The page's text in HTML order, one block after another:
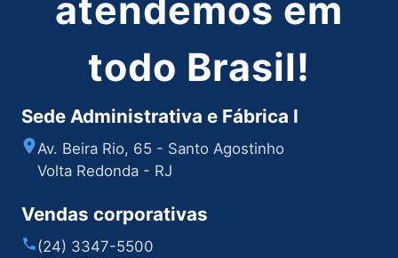
atendemos em
todo Brasil!
Sede Administrativa e Fábrica I
Av. Beira Rio, 65 - Santo Agostinho
Volta Redonda - RJ
Vendas corporativas
(24) 3347-5500